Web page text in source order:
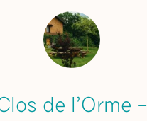
de l’Orme –